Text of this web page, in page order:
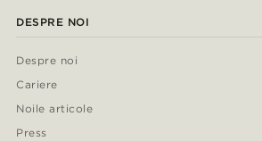
DESPRE NOI
Despre noi
Cariere
Noile articole
Press